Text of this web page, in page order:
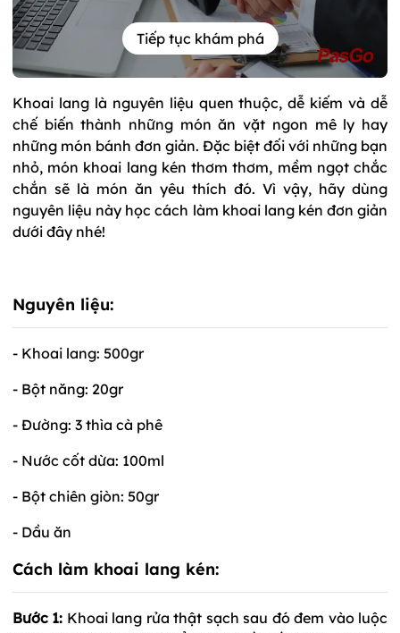
Tiếp tục khám phá
Khoai lang là nguyên liệu quen thuộc, dễ kiếm và dễ
chế biến thành những món ăn vặt ngon mê ly hay
những món bánh đơn giản. Đặc biệt đối với những bạn
nhỏ, món khoai lang kén thơm thơm, mềm ngọt chắc
chắn sẽ là món ăn yêu thích đó. Vì vậy, hãy dùng
nguyên liệu này học cách làm khoai lang kén đơn giản
dưới đây nhé!
Nguyên liệu:
- Khoai lang: 500gr
- Bột năng: 20gr
- Đường: 3 thìa cà phê
- Nước cốt dừa: 100ml
- Bột chiên giòn: 50gr
- Dầu ăn
Cách làm khoai lang kén:
Bước 1: Khoai lang rửa thật sạch sau đó đem vào luộc